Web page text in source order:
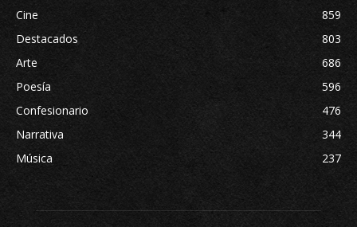
Cine
859
Destacados
803
Arte
686
Poesía
596
Confesionario
476
Narrativa
344
Música
237